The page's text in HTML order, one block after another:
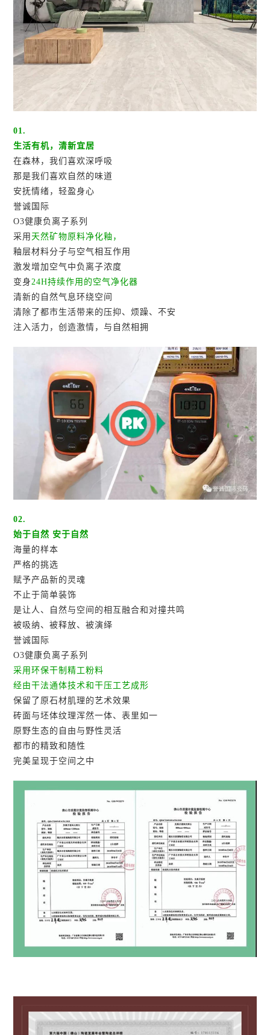
01.
生活有机，清新宜居
在森林，我们喜欢深呼吸
那是我们喜欢自然的味道
安抚情绪，轻盈身心
誉诚国际
O3健康负离子系列
采用 天然矿物原料净化釉，
釉层材料分子与空气相互作用
激发增加空气中负离子浓度
变身24H持续作用的空气净化器
清新的自然气息环绕空间
清除了都市生活带来的压抑、烦躁、不安
注入活力，创造激情，与自然相拥
02.
始于自然 安于自然
海量的样本
严格的挑选
赋予产品新的灵魂
不止于简单装饰
是让人、自然与空间的相互融合和对撞共鸣
被吸纳、被释放、被演绎
誉诚国际
O3健康负离子系列
采用环保干制精工粉料
经由干法通体技术和干压工艺成形
保留了原石材肌理的艺术效果
砖面与坯体纹理浑然一体、表里如一
原野生态的自由与野性灵活
都市的精致和随性
完美呈现于空间之中